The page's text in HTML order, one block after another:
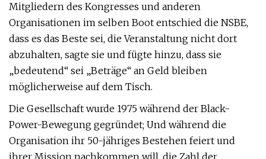
Mitgliedern des Kongresses und anderen
Organisationen im selben Boot entschied die NSBE,
dass es das Beste sei, die Veranstaltung nicht dort
abzuhalten, sagte sie und fügte hinzu, dass sie
„bedeutend“ sei „Beträge“ an Geld bleiben
möglicherweise auf dem Tisch.
Die Gesellschaft wurde 1975 während der Black-
Power-Bewegung gegründet; Und während die
Organisation ihr 50-jähriges Bestehen feiert und
ihrer Mission nachkommen will, die Zahl der